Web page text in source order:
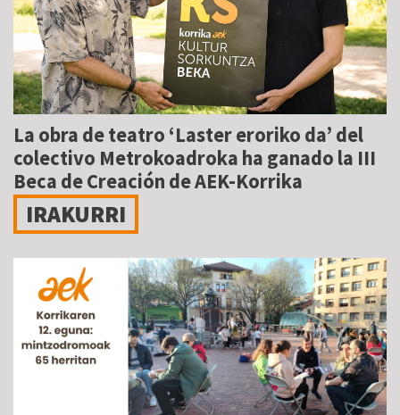
La obra de teatro ‘Laster eroriko da’ del
colectivo Metrokoadroka ha ganado la III
Beca de Creación de AEK-Korrika
IRAKURRI